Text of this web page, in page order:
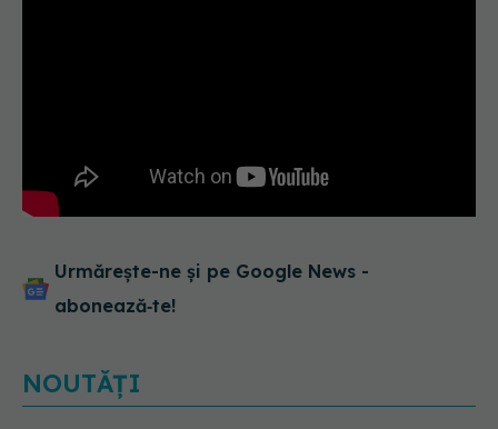
Urmărește-ne și pe Google News -
abonează‑te!
NOUTĂȚI